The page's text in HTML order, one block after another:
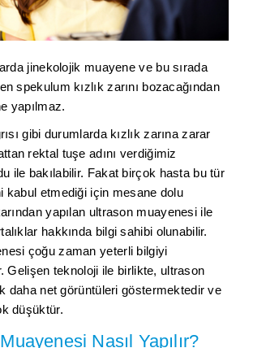
jinekolojik muayene ve bu sırada
spekulum kızlık zarını bozacağından
yapılmaz.
gibi durumlarda kızlık zarına zarar
rektal tuşe adını verdiğimiz
ile bakılabilir. Fakat birçok hasta bu tür
kabul etmediği için mesane dolu
yapılan ultrason muayenesi ile
hakkında bilgi sahibi olunabilir.
çoğu zaman yeterli bilgiyi
Gelişen teknoloji ile birlikte, ultrason
daha net görüntüleri göstermektedir ve
düşüktür.
Muayenesi Nasıl Yapılır?